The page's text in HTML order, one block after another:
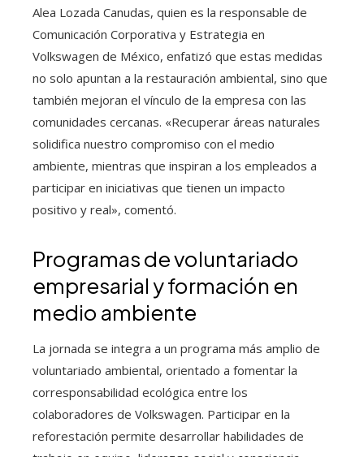
Alea Lozada Canudas, quien es la responsable de
Comunicación Corporativa y Estrategia en
Volkswagen de México, enfatizó que estas medidas
no solo apuntan a la restauración ambiental, sino que
también mejoran el vínculo de la empresa con las
comunidades cercanas. «Recuperar áreas naturales
solidifica nuestro compromiso con el medio
ambiente, mientras que inspiran a los empleados a
participar en iniciativas que tienen un impacto
positivo y real», comentó.
Programas de voluntariado
empresarial y formación en
medio ambiente
La jornada se integra a un programa más amplio de
voluntariado ambiental, orientado a fomentar la
corresponsabilidad ecológica entre los
colaboradores de Volkswagen. Participar en la
reforestación permite desarrollar habilidades de